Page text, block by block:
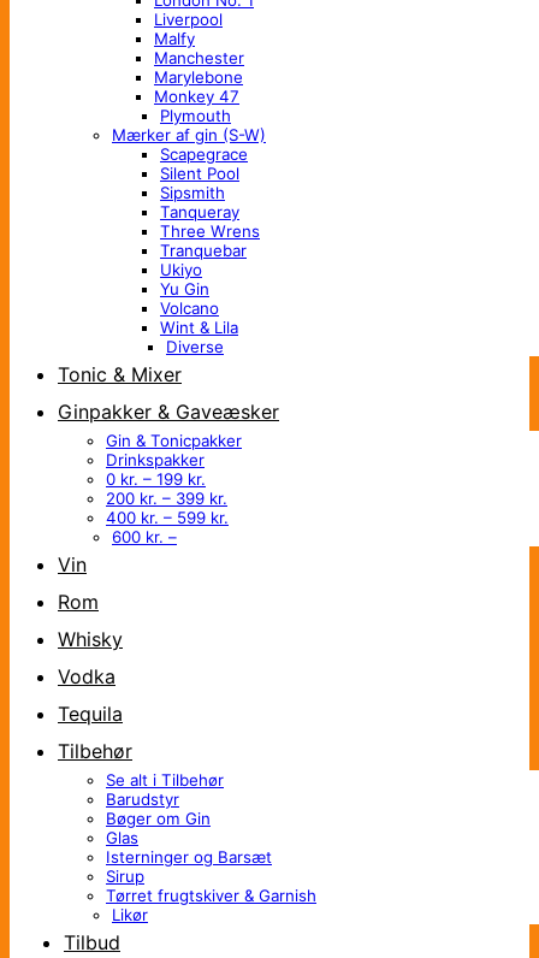
Liverpool
Malfy
Manchester
Marylebone
Monkey 47
Plymouth
Mærker af gin (S-W)
Scapegrace
Silent Pool
Sipsmith
Tanqueray
Three Wrens
Tranquebar
Ukiyo
Yu Gin
Volcano
Wint & Lila
Diverse
Tonic & Mixer
Ginpakker & Gaveæsker
Gin & Tonicpakker
Drinkspakker
0 kr. – 199 kr.
200 kr. – 399 kr.
400 kr. – 599 kr.
600 kr. –
Vin
Rom
Whisky
Vodka
Tequila
Tilbehør
Se alt i Tilbehør
Barudstyr
Bøger om Gin
Glas
Isterninger og Barsæt
Sirup
Tørret frugtskiver & Garnish
Likør
Tilbud